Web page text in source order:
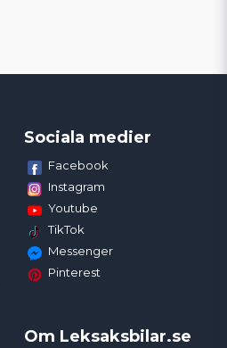
Sociala medier
Facebook
Instagram
Youtube
TikTok
Messenger
Pinterest
Om Leksaksbilar.se